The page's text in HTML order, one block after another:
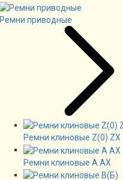
Ремни приводные
Ремни клиновые Z(0) ZX
Ремни клиновые А AX